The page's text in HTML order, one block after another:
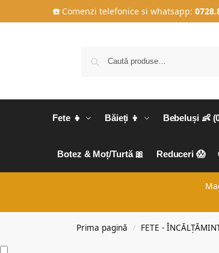
☎️ Comenzi telefonice si whatsapp:
Fete 👧 Băieți 👦 Bebeluși 👶
Botez & Moț/Turtă 🎀 Reduceri 😱
Prima pagină / FETE -